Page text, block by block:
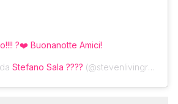
?❤️ Buonanotte Amici!
Stefano Sala ???? (@stevenlivingroom) in data: